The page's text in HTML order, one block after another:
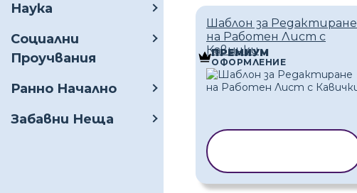
Наука
Социални
Проучвания
Ранно Начално
Забавни Неща
Шаблон за Редактиране
на Работен Лист с
Кавички
ПРЕМИУМ
ОФОРМЛЕНИЕ